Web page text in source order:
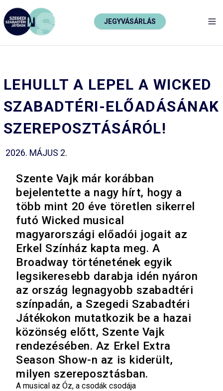
JEGYVÁSÁRLÁS
LEHULLT A LEPEL A WICKED
SZABADTÉRI-ELŐADÁSÁNAK
SZEREPOSZTÁSÁRÓL!
2026. MÁJUS 2.
Szente Vajk már korábban
bejelentette a nagy hírt, hogy a
több mint 20 éve töretlen sikerrel
futó Wicked musical
magyarországi előadói jogait az
Erkel Színház kapta meg. A
Broadway történetének egyik
legsikeresebb darabja idén nyáron
az ország legnagyobb szabadtéri
színpadán, a Szegedi Szabadtéri
Játékokon mutatkozik be a hazai
közönség előtt, Szente Vajk
rendezésében. Az Erkel Extra
Season Show-n az is kiderült,
milyen szereposztásban.
A musical az Óz, a csodák csodája